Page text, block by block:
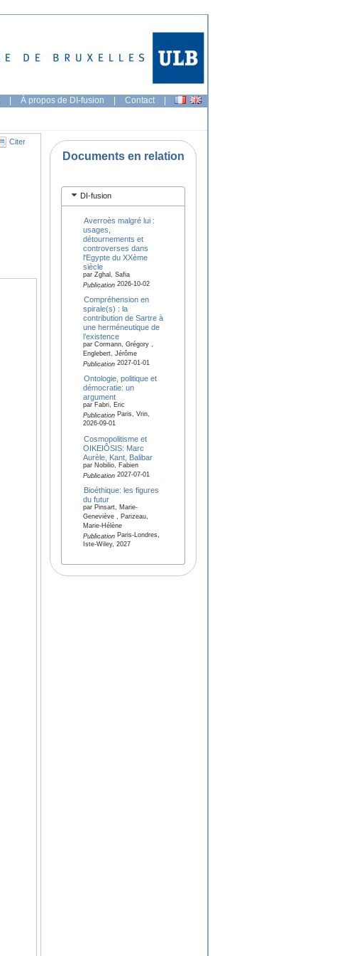
| À propos de DI-fusion | Contact |
Citer
Documents en relation
DI-fusion
Averroès malgré lui :
usages,
détournements et
controverses dans
l'Egypte du XXème
siècle
par Zghal, Safia
Publication2026-10-02
Compréhension en
spirale(s) : la
contribution de Sartre à
une herméneutique de
l’existence
par Cormann, Grégory ,
Englebert, Jérôme
Publication2027-01-01
Ontologie, politique et
démocratie: un
argument
par Fabri, Eric
PublicationParis, Vrin,
2026-09-01
Cosmopolitisme et
OIKEIÔSIS: Marc
Aurèle, Kant, Balibar
par Nobilio, Fabien
Publication2027-07-01
Bioéthique: les figures
du futur
par Pinsart, Marie-
Geneviève , Parizeau,
Marie-Hélène
PublicationParis-Londres,
Iste-Wiley, 2027